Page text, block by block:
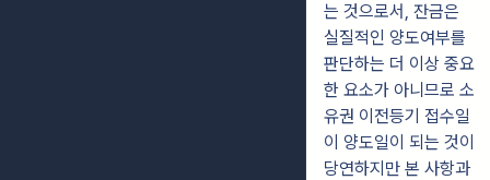
는 것으로서, 잔금은
실질적인 양도여부를
판단하는 더 이상 중요
한 요소가 아니므로 소
유권 이전등기 접수일
이 양도일이 되는 것이
당연하지만 본 사항과